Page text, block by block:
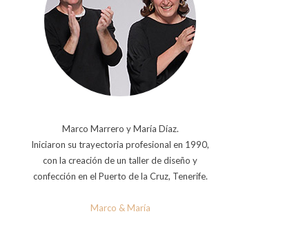
Marco Marrero y María Díaz.
Iniciaron su trayectoria profesional en 1990,
con la creación de un taller de diseño y
confección en el Puerto de la Cruz, Tenerife.
Marco & María